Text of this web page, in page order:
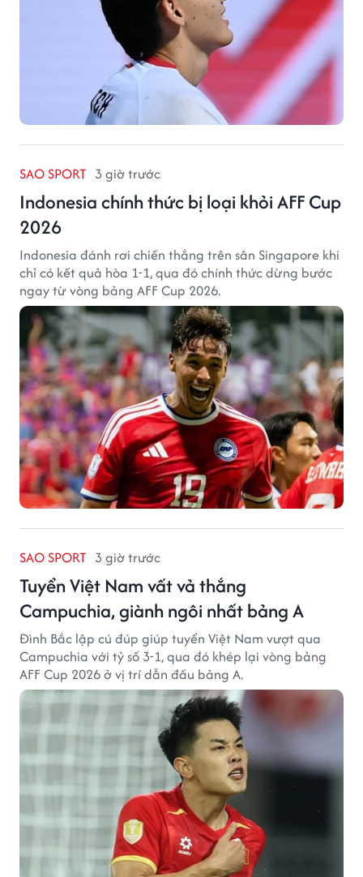
SAO SPORT 3 giờ trước
Indonesia chính thức bị loại khỏi AFF Cup
2026
Indonesia đánh rơi chiến thắng trên sân Singapore khi
chỉ có kết quả hòa 1-1, qua đó chính thức dừng bước
ngay từ vòng bảng AFF Cup 2026.
SAO SPORT 3 giờ trước
Tuyển Việt Nam vất vả thắng
Campuchia, giành ngôi nhất bảng A
Đình Bắc lập cú đúp giúp tuyển Việt Nam vượt qua
Campuchia với tỷ số 3-1, qua đó khép lại vòng bảng
AFF Cup 2026 ở vị trí dẫn đầu bảng A.